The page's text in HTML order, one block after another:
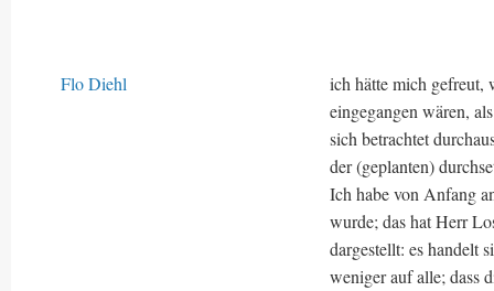
Flo Diehl
ich hätte mich gefreut,
eingegangen wären,
sich betrachtet
der (geplanten)
Ich habe von Anfang
wurde; das hat Herr
dargestellt: es handelt
weniger auf alle; dass